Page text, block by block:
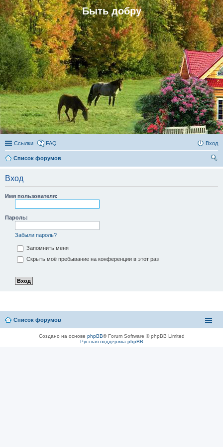
Быть добру
Ссылки FAQ Вход
Список форумов
Вход
Имя пользователя:
Пароль:
Забыли пароль?
Запомнить меня
Скрыть моё пребывание на конференции в этот раз
Список форумов
Создано на основе phpBB® Forum Software © phpBB Limited
Русская поддержка phpBB